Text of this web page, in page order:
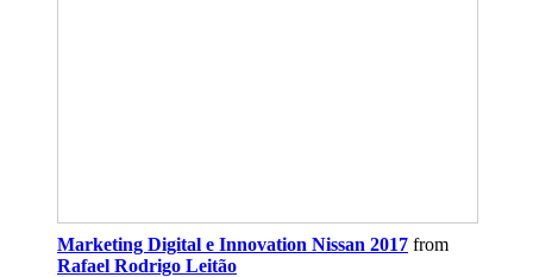
Marketing Digital e Innovation Nissan 2017 from
Rafael Rodrigo Leitão